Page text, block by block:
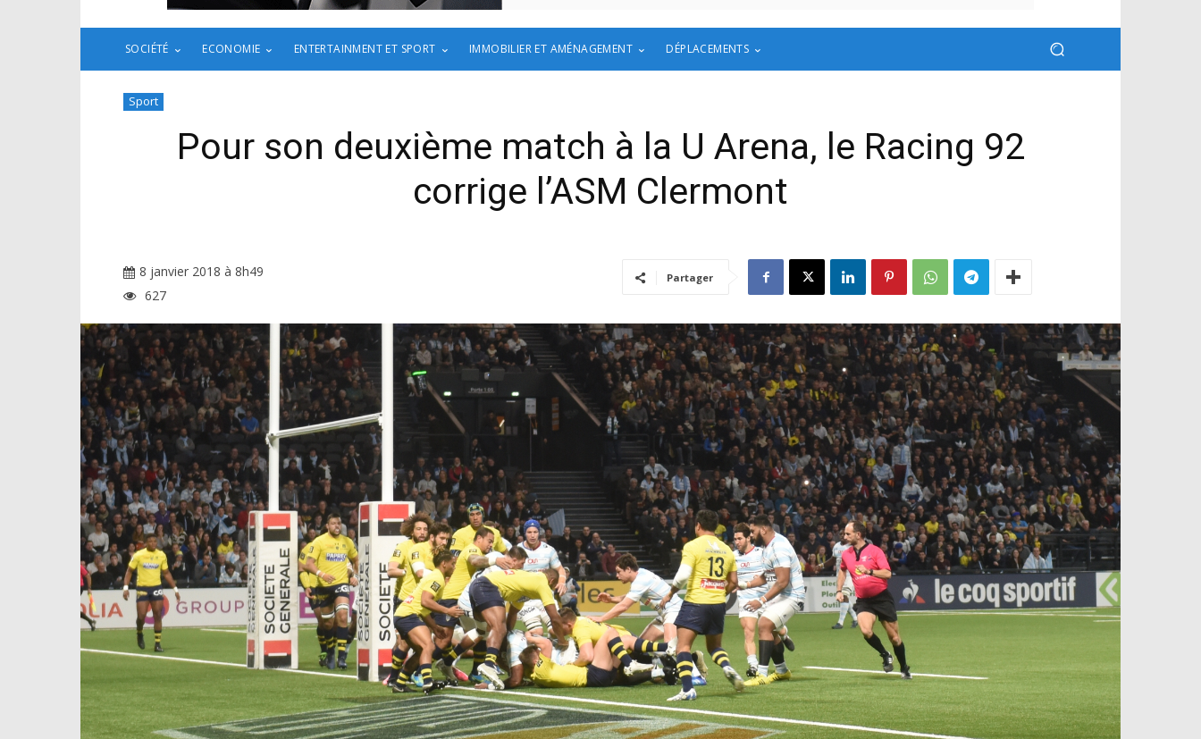
SOCIÉTÉ ECONOMIE ENTERTAINMENT ET SPORT IMMOBILIER ET AMÉNAGEMENT DÉPLACEMENTS
Sport
Pour son deuxième match à la U Arena, le Racing 92
corrige l’ASM Clermont
8 janvier 2018 à 8h49
627
Partager